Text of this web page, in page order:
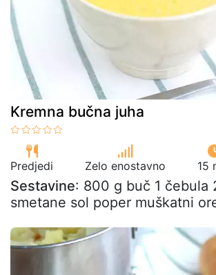
Kremna bučna juha
Predjedi Zelo enostavno 15
Sestavine: 800 g buč 1 čebula
smetane sol poper muškatni